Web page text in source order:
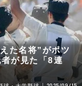
た名将”がポツ
が見た「8連